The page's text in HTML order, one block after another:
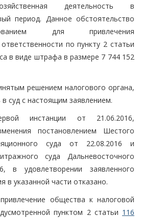
деятельность в
период. Данное обстоятельство
для привлечения
по пункту 2 статьи
в виде штрафа в размере 7 744 152
решением налогового органа,
суд с настоящим заявлением.
инстанции от 21.06.2016,
постановлением Шестого
суда от 22.08.2016 и
суда Дальневосточного
в удовлетворении заявленного
в указанной части отказано.
общества к налоговой
пунктом 2 статьи 116